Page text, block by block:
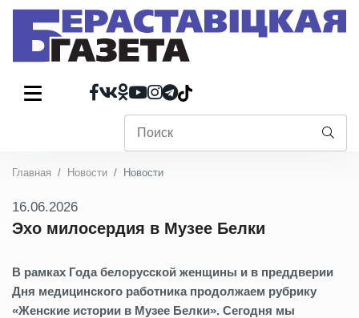
Главная Новости Новости
16.06.2026
Эхо милосердия в Музее Белки
В рамках Года белорусской женщины и в преддверии
Дня медицинского работника продолжаем рубрику
«Женские истории в Музее Белки». Сегодня мы